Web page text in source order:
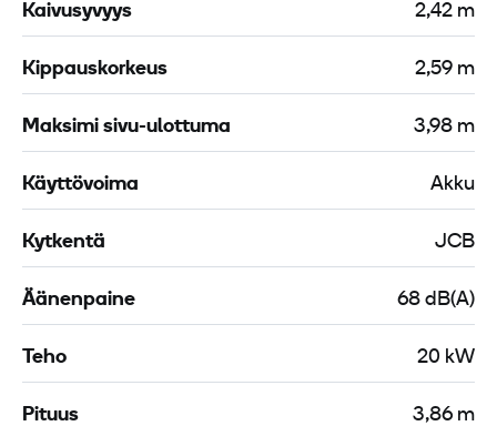
Kaivusyvyys 2,42 m
Kippauskorkeus 2,59 m
Maksimi sivu-ulottuma 3,98 m
Käyttövoima Akku
Kytkentä JCB
Äänenpaine 68 dB(A)
Teho 20 kW
Pituus 3,86 m